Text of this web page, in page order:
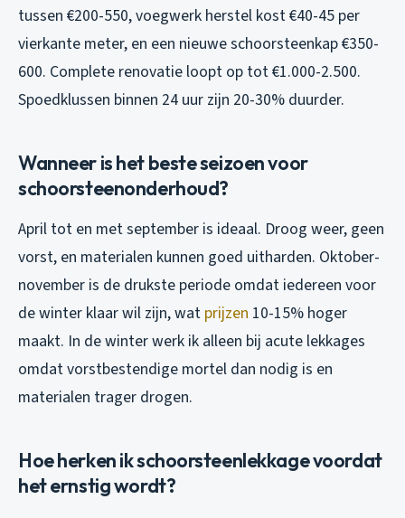
tussen €200-550, voegwerk herstel kost €40-45 per
vierkante meter, en een nieuwe schoorsteenkap €350-
600. Complete renovatie loopt op tot €1.000-2.500.
Spoedklussen binnen 24 uur zijn 20-30% duurder.
Wanneer is het beste seizoen voor
schoorsteenonderhoud?
April tot en met september is ideaal. Droog weer, geen
vorst, en materialen kunnen goed uitharden. Oktober-
november is de drukste periode omdat iedereen voor
de winter klaar wil zijn, wat prijzen 10-15% hoger
maakt. In de winter werk ik alleen bij acute lekkages
omdat vorstbestendige mortel dan nodig is en
materialen trager drogen.
Hoe herken ik schoorsteenlekkage voordat
het ernstig wordt?